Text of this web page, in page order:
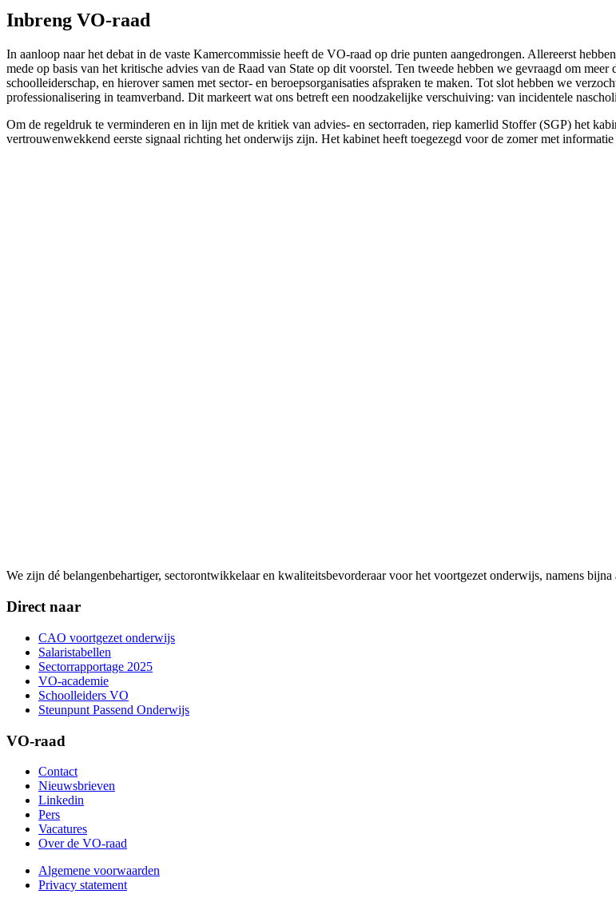
Inbreng VO-raad
In aanloop naar het debat in de vaste Kamercommissie heeft de VO-raad op drie punten aangedrongen. Allereerst
mede op basis van het kritische advies van de Raad van State op dit voorstel. Ten tweede hebben we gevraagd om
schoolleiderschap, en hierover samen met sector- en beroepsorganisaties afspraken te maken. Tot slot hebben we
professionalisering in teamverband. Dit markeert wat ons betreft een noodzakelijke verschuiving: van incidentele
Om de regeldruk te verminderen en in lijn met de kritiek van advies- en sectorraden, riep kamerlid Stoffer (SGP) het
vertrouwenwekkend eerste signaal richting het onderwijs zijn. Het kabinet heeft toegezegd voor de zomer met
We zijn dé belangenbehartiger, sectorontwikkelaar en kwaliteitsbevorderaar voor het voortgezet onderwijs, namens
Direct naar
CAO voortgezet onderwijs
Salaristabellen
Sectorrapportage 2025
VO-academie
Schoolleiders VO
Steunpunt Passend Onderwijs
VO-raad
Contact
Nieuwsbrieven
Linkedin
Pers
Vacatures
Over de VO-raad
Algemene voorwaarden
Privacy statement